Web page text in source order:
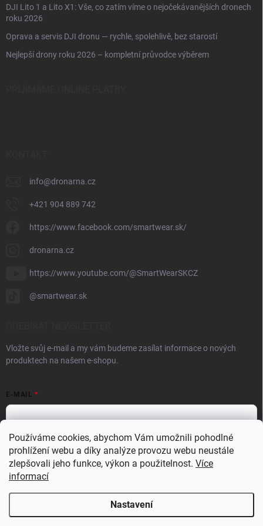
Používáme cookies, abychom Vám umožnili pohodlné
prohlížení webu a díky analýze provozu webu neustále
zlepšovali jeho funkce, výkon a použitelnost. Více
informací
Nastavení
DJI Lito 1 a Lito X1: Vše, co zatím víme o nejočekávanějších dronech
roku 2026
Oprava a servis DJI dronu — rychle, spolehlivě, bez starostí
Nejlepší drony roku 2026 – kompletní průvodce výběrem
info@dronarna.cz
+421 904 889 742
https://www.facebook.com/smartwear.sk/
dronarna.cz
https://www.youtube.com/@SmartWearSKCZ
@smartwear.sk
Vložte svůj e-mail a my vám budeme zasílat informace o nových
produktech na našem e-shopu.
E-MAIL
Vložením e-mailu souhlasíte spodmínkami ochrany osobních údajů
Přihlásit se